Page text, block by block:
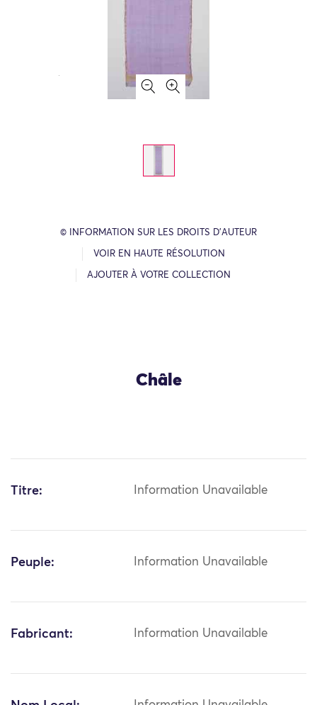
© INFORMATION SUR LES DROITS D’AUTEUR
VOIR EN HAUTE RÉSOLUTION
AJOUTER À VOTRE COLLECTION
Châle
Titre: Information Unavailable
Peuple: Information Unavailable
Fabricant: Information Unavailable